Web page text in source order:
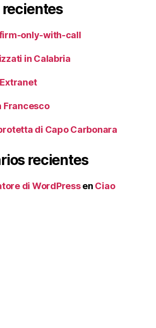
only-with-call
in Calabria
Francesco
di Capo Carbonara
recientes
di WordPressen Ciao